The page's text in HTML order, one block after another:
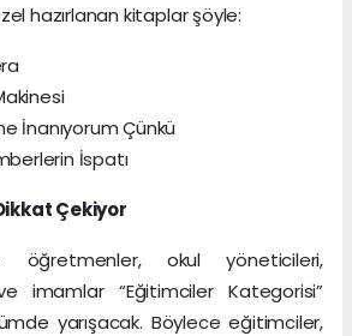
hazırlanan kitaplar şöyle:
İnanıyorum Çünkü
İspatı
Çekiyor
okul yöneticileri,
imamlar “Eğitimciler Kategorisi”
yarışacak. Böylece eğitimciler,